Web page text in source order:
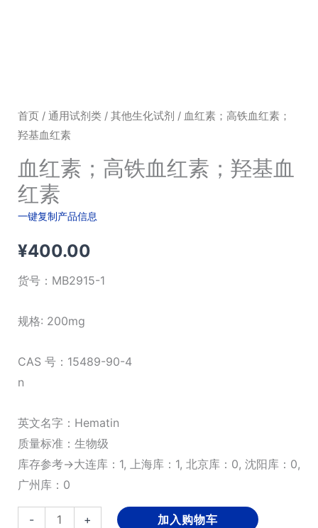
首页/ 通用试剂类/ 其他生化试剂 / 血红素；高铁血红素；
羟基血红素
血红素；高铁血红素；羟基血
红素
一键复制产品信息
¥400.00
货号： MB2915-1
规格: 200mg
CAS 号：15489-90-4
n
英文名字：Hematin
质量标准：生物级
库存参考→大连库：1, 上海库：1, 北京库：0, 沈阳库：0,
广州库：0
- + 加入购物车